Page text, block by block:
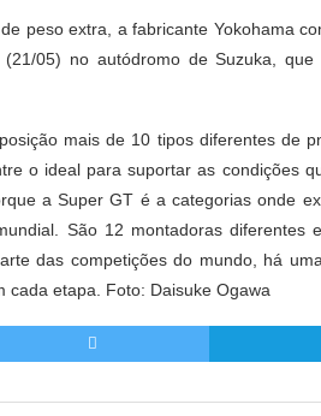
peso extra, a fabricante Yokohama
05) no autódromo de Suzuka,
mais de 10 tipos diferentes de
o ideal para suportar as condições
a Super GT é a categorias onde
São 12 montadoras diferentes
das competições do mundo, há
cada etapa. Foto: Daisuke Ogawa